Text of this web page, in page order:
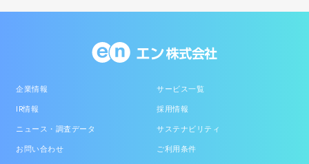
企業情報 サービス一覧
IR情報 採用情報
ニュース・調査データ サステナビリティ
お問い合わせ ご利用条件